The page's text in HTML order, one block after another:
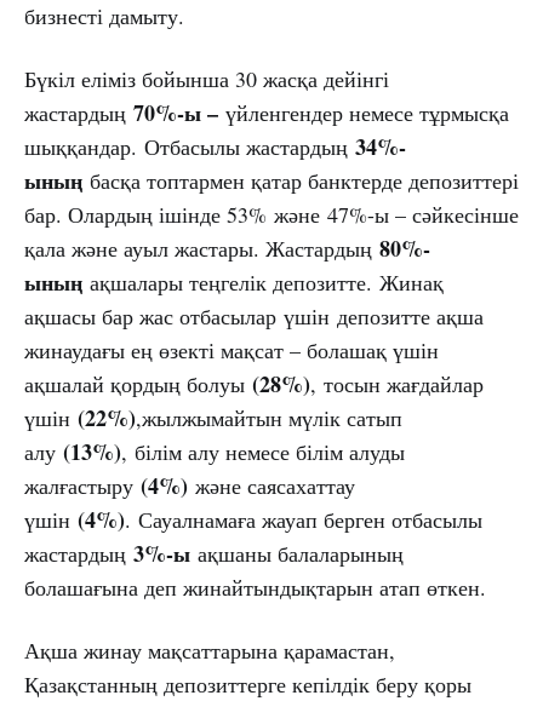
бизнесті дамыту.
Бүкіл еліміз бойынша 30 жасқа дейінгі
жастардың 70%-ы – үйленгендер немесе тұрмысқа
шыққандар. Отбасылы жастардың 34%-
ының басқа топтармен қатар банктерде депозиттері
бар. Олардың ішінде 53% және 47%-ы – сәйкесінше
қала және ауыл жастары. Жастардың 80%-
ының ақшалары теңгелік депозитте. Жинақ
ақшасы бар жас отбасылар үшін депозитте ақша
жинаудағы ең өзекті мақсат – болашақ үшін
ақшалай қордың болуы (28%), тосын жағдайлар
үшін (22%),жылжымайтын мүлік сатып
алу (13%), білім алу немесе білім алуды
жалғастыру (4%) және саясахаттау
үшін (4%). Сауалнамаға жауап берген отбасылы
жастардың 3%-ы ақшаны балаларының
болашағына деп жинайтындықтарын атап өткен.
Ақша жинау мақсаттарына қарамастан,
Қазақстанның депозиттерге кепілдік беру қоры